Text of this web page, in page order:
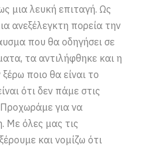
μια λευκή επιταγή. Ως
ανεξέλεγκτη πορεία την
που θα οδηγήσει σε
τα αντιλήφθηκε και η
ποιο θα είναι το
ότι δεν πάμε στις
για να
Με όλες μας τις
και νομίζω ότι